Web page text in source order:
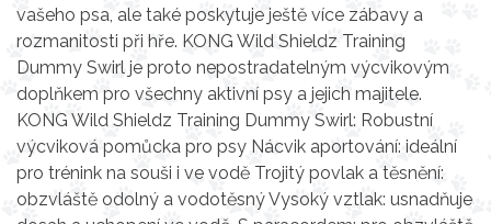
vašeho psa, ale také poskytuje ještě více zábavy a
rozmanitosti při hře. KONG Wild Shieldz Training
Dummy Swirl je proto nepostradatelným výcvikovým
doplňkem pro všechny aktivní psy a jejich majitele.
KONG Wild Shieldz Training Dummy Swirl: Robustní
výcviková pomůcka pro psy Nácvik aportování: ideální
pro trénink na souši i ve vodě Trojitý povlak a těsnění:
obzvláště odolný a vodotěsný Vysoký vztlak: usnadňuje